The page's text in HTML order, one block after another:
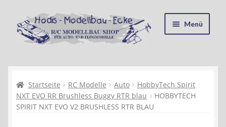
Zur
Navigation
springen
Zum
Inhalt
springen
Menü
Kasse
Mein Konto
Startseite RC Modelle Auto
HobbyTech Spirit
NXT EVO RR Brushless Buggy RTR blau
HOBBYTECH
SPIRIT NXT EVO V2 BRUSHLESS RTR BLAU